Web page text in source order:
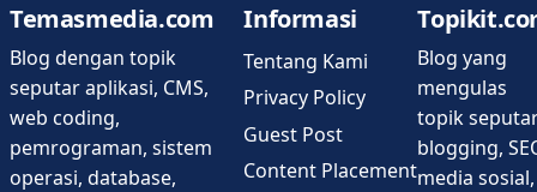
Temasmedia.com
Blog dengan topik
seputar aplikasi, CMS,
web coding,
pemrograman, sistem
operasi, database,
Informasi
Tentang Kami
Privacy Policy
Guest Post
Content Placement
Blog yang
mengulas
topik
blogging,
media sosial,